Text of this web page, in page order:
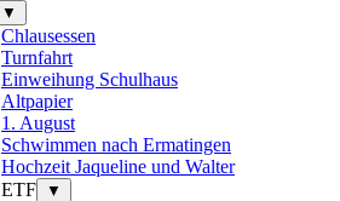
▼
Chlausessen
Turnfahrt
Einweihung Schulhaus
Altpapier
1. August
Schwimmen nach Ermatingen
Hochzeit Jaqueline und Walter
ETF
▼